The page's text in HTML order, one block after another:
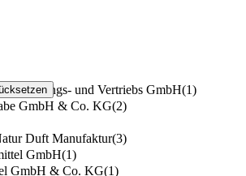
und Vertriebs GmbH(1)
GmbH & Co. KG(2)
Duft Manufaktur(3)
GmbH(1)
GmbH & Co. KG(1)